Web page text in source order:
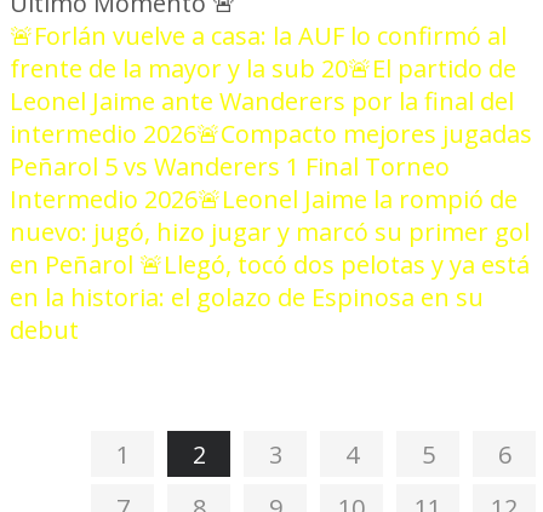
🚨Forlán vuelve a casa: la AUF lo confirmó al
frente de la mayor y la sub 20🚨El partido de
Leonel Jaime ante Wanderers por la final del
intermedio 2026🚨Compacto mejores jugadas
Peñarol 5 vs Wanderers 1 Final Torneo
Intermedio 2026🚨Leonel Jaime la rompió de
nuevo: jugó, hizo jugar y marcó su primer gol
en Peñarol 🚨Llegó, tocó dos pelotas y ya está
en la historia: el golazo de Espinosa en su
debut
1 2 3 4 5
6